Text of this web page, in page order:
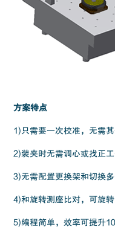
方案特点
1)只需要一次校准，无需
2)装夹时无需调心或找正
3)无需配置更换架和切换
4)和旋转测座比对，可旋
5)编程简单，效率可提升